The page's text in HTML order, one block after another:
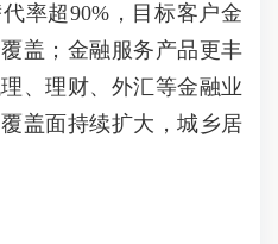
率超90%，目标客户金
盖；金融服务产品更丰
、理财、外汇等金融业
盖面持续扩大，城乡居